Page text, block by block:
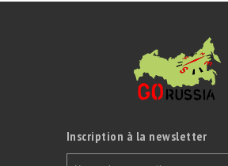
Inscription à la newsletter